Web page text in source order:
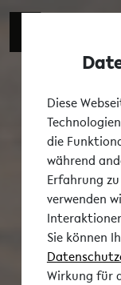
Diese
die
während
Erfahrung
verwenden
Sie können
Wirkung für